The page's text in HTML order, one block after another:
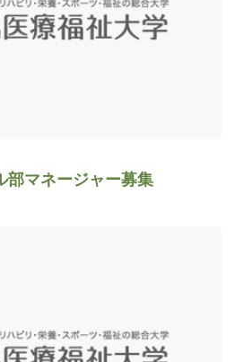
部マネージャー募集